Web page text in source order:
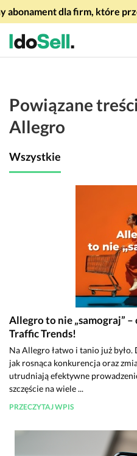
abonament dla firm, które
Powiązane
Allegro
Wszystkie
Allegro to nie „samograj”
Traffic Trends!
Na Allegro łatwo i tanio już
jak rosnąca konkurencja oraz
utrudniają efektywne
szczęście na wiele ...
PRZECZYTAJ WPIS